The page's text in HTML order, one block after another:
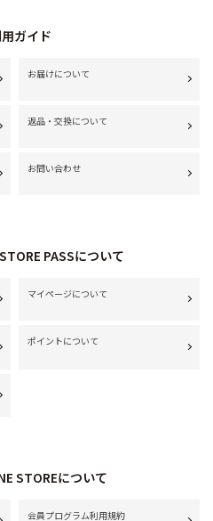
ガイド
お届けについて
返品・交換について
お問い合わせ
PASSについて
マイページについて
ポイントについて
STOREについて
会員プログラム利用規約